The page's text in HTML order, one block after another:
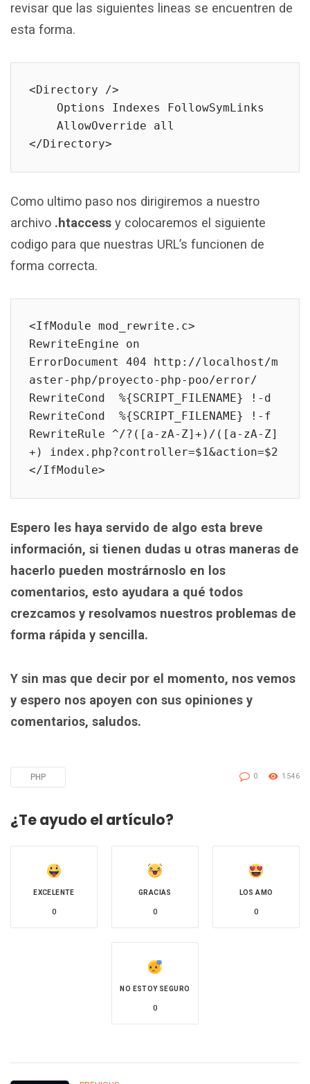
revisar que las siguientes lineas se encuentren de
esta forma.
<Directory />
    AllowOverride all
</Directory>
Como ultimo paso nos dirigiremos a nuestro
archivo .htaccess y colocaremos el siguiente
codigo para que nuestras URL’s funcionen de
forma correcta.
<IfModule mod_rewrite.c>
RewriteEngine on
ErrorDocument 404 http://localhost/m
aster-php/proyecto-php-poo/error/
RewriteCond  %{SCRIPT_FILENAME} !-d
RewriteCond  %{SCRIPT_FILENAME} !-f
RewriteRule ^/?([a-zA-Z]+)/([a-zA-Z]
+) index.php?controller=$1&action=$2
</IfModule>
Espero les haya servido de algo esta breve
información, si tienen dudas u otras maneras de
hacerlo pueden mostrárnoslo en los
comentarios, esto ayudara a qué todos
crezcamos y resolvamos nuestros problemas de
forma rápida y sencilla.
Y sin mas que decir por el momento, nos vemos
y espero nos apoyen con sus opiniones y
comentarios, saludos.
Tagged
PHP 0 1546
¿Te ayudo el artículo?
EXCELENTE
0
GRACIAS
0
LOS AMO
0
NO ESTOY SEGURO
0